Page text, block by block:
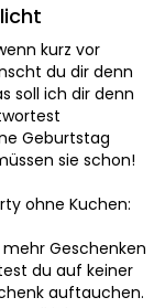
kurz vor
du dir denn
soll ich dir denn
Geburtstag
sie schon!
ohne Kuchen:
Geschenken
du auf keiner
auftauchen.